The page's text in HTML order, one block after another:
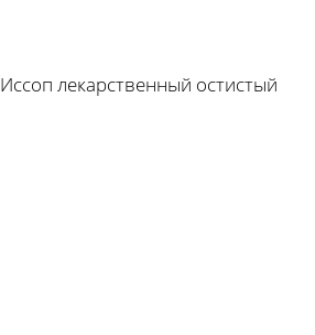
Иссоп лекарственный остистый